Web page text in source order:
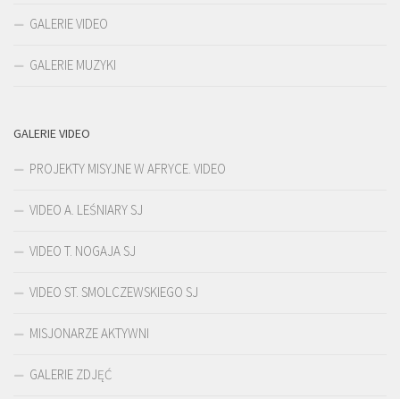
GALERIE VIDEO
GALERIE MUZYKI
GALERIE VIDEO
PROJEKTY MISYJNE W AFRYCE. VIDEO
VIDEO A. LEŚNIARY SJ
VIDEO T. NOGAJA SJ
VIDEO ST. SMOLCZEWSKIEGO SJ
MISJONARZE AKTYWNI
GALERIE ZDJĘĆ